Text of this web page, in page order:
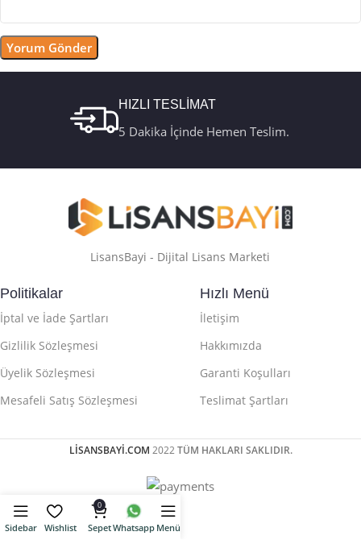
HIZLI TESLİMAT
5 Dakika İçinde Hemen Teslim.
LisansBayi - Dijital Lisans Marketi
Politikalar
İptal ve İade Şartları
Gizlilik Sözleşmesi
Üyelik Sözleşmesi
Mesafeli Satış Sözleşmesi
Hızlı Menü
İletişim
Hakkımızda
Garanti Koşulları
Teslimat Şartları
LİSANSBAYİ.COM 2022TÜM HAKLARI SAKLIDIR.
Sidebar Wishlist
0
SepetWhatsapp Menü